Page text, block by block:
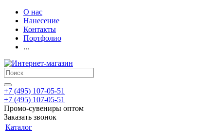
О нас
Нанесение
Контакты
Портфолио
...
+7 (495) 107-05-51
+7 (495) 107-05-51
Промо-сувениры оптом
Заказать звонок
Каталог